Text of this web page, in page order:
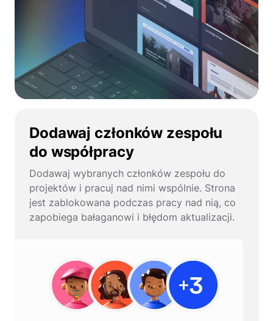
Dodawaj członków zespołu
do współpracy
Dodawaj wybranych członków zespołu do
projektów i pracuj nad nimi wspólnie. Strona
jest zablokowana podczas pracy nad nią, co
zapobiega bałaganowi i błędom aktualizacji.